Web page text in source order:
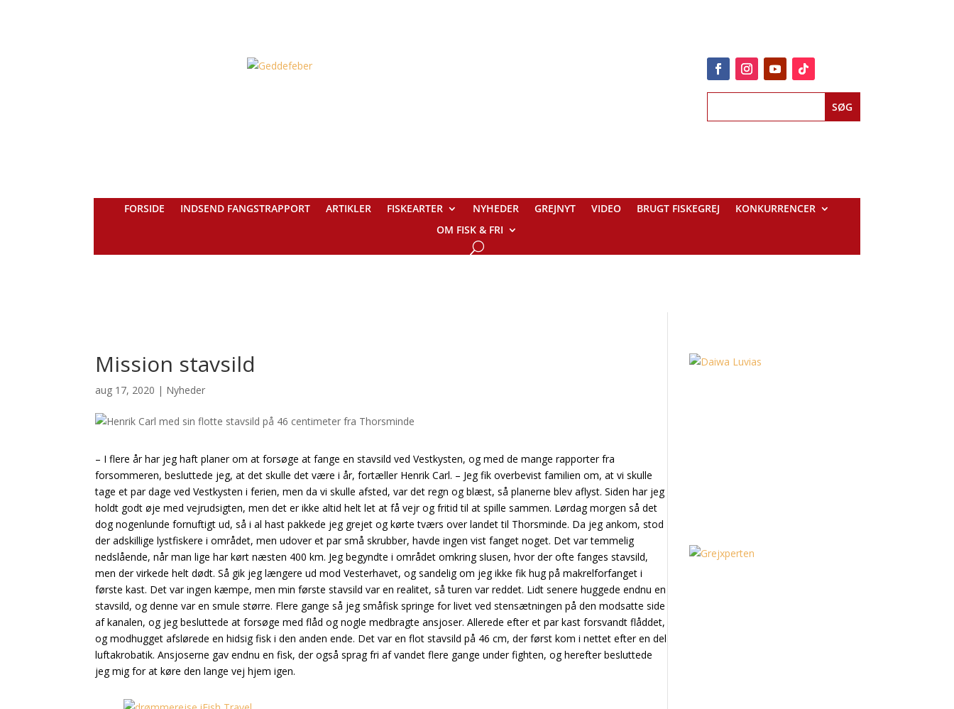
FORSIDE INDSEND FANGSTRAPPORT ARTIKLER FISKEARTER NYHEDER GREJNYT VIDEO BRUGT FISKEGREJ
KONKURRENCER
OM FISK & FRI
Mission stavsild
aug 17, 2020 | Nyheder
– I flere år har jeg haft planer om at forsøge at fange en stavsild ved Vestkysten, og med de mange rapporter fra
forsommeren, besluttede jeg, at det skulle det være i år, fortæller Henrik Carl. – Jeg fik overbevist familien om, at vi skulle
tage et par dage ved Vestkysten i ferien, men da vi skulle afsted, var det regn og blæst, så planerne blev aflyst. Siden har jeg
holdt godt øje med vejrudsigten, men det er ikke altid helt let at få vejr og fritid til at spille sammen. Lørdag morgen så det
dog nogenlunde fornuftigt ud, så i al hast pakkede jeg grejet og kørte tværs over landet til Thorsminde. Da jeg ankom, stod
der adskillige lystfiskere i området, men udover et par små skrubber, havde ingen vist fanget noget. Det var temmelig
nedslående, når man lige har kørt næsten 400 km. Jeg begyndte i området omkring slusen, hvor der ofte fanges stavsild,
men der virkede helt dødt. Så gik jeg længere ud mod Vesterhavet, og sandelig om jeg ikke fik hug på makrelforfanget i
første kast. Det var ingen kæmpe, men min første stavsild var en realitet, så turen var reddet. Lidt senere huggede endnu en
stavsild, og denne var en smule større. Flere gange så jeg småfisk springe for livet ved stensætningen på den modsatte side
af kanalen, og jeg besluttede at forsøge med flåd og nogle medbragte ansjoser. Allerede efter et par kast forsvandt flåddet,
og modhugget afslørede en hidsig fisk i den anden ende. Det var en flot stavsild på 46 cm, der først kom i nettet efter en del
luftakrobatik. Ansjoserne gav endnu en fisk, der også sprag fri af vandet flere gange under fighten, og herefter besluttede
jeg mig for at køre den lange vej hjem igen.